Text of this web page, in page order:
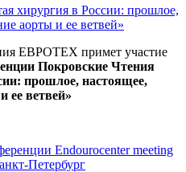
хирургия в России: прошлое,
аорты и ее ветвей»
ЕВРОТЕХ примет участие
Покровские Чтения
прошлое, настоящее,
ее ветвей»
Endourocenter meeting
Петербург